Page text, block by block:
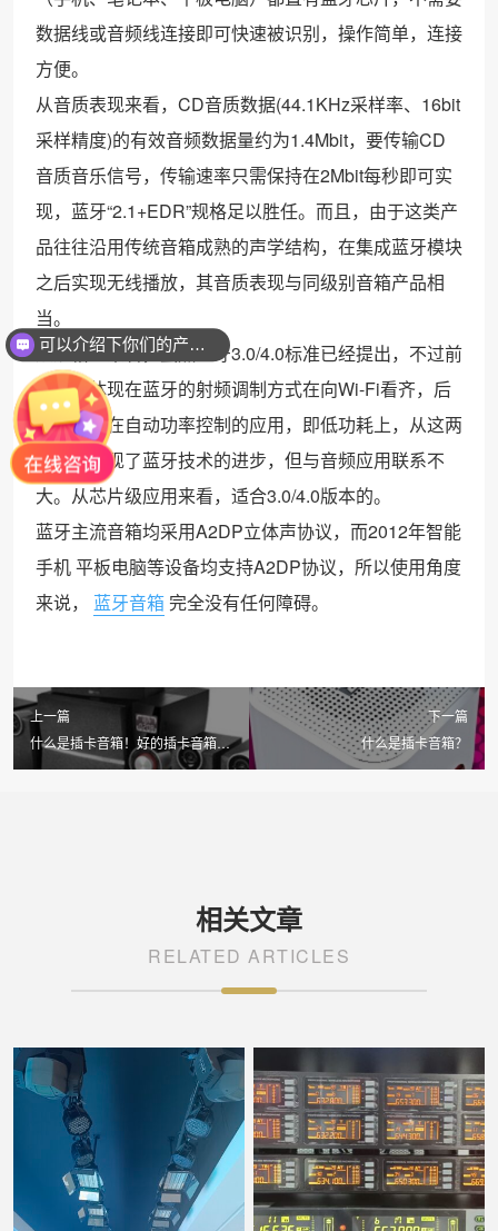
数据线或音频线连接即可快速被识别，操作简单，连接
方便。
从音质表现来看，CD音质数据(44.1KHz采样率、16bit
采样精度)的有效音频数据量约为1.4Mbit，要传输CD
音质音乐信号，传输速率只需保持在2Mbit每秒即可实
现，蓝牙“2.1+EDR”规格足以胜任。而且，由于这类产
品往往沿用传统音箱成熟的声学结构，在集成蓝牙模块
之后实现无线播放，其音质表现与同级别音箱产品相
当。
从规格上来看，虽然蓝牙3.0/4.0标准已经提出，不过前
者主要体现在蓝牙的射频调制方式在向Wi-Fi看齐，后
者则体现在自动功率控制的应用，即低功耗上，从这两
个版本体现了蓝牙技术的进步，但与音频应用联系不
大。从芯片级应用来看，适合3.0/4.0版本的。
蓝牙主流音箱均采用A2DP立体声协议，而2012年智能
手机 平板电脑等设备均支持A2DP协议，所以使用角度
来说，
蓝牙音箱 完全没有任何障碍。
上一篇
什么是插卡音箱！好的插卡音箱有
下一篇
什么是插卡音箱？
相关文章
RELATED ARTICLES
可以介绍下你们的产品么？